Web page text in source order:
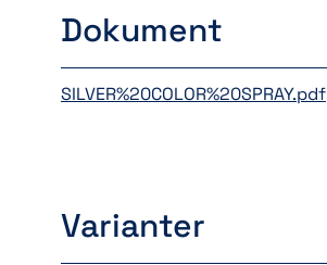
Dokument
SILVER%20COLOR%20SPRAY.pdf
Varianter